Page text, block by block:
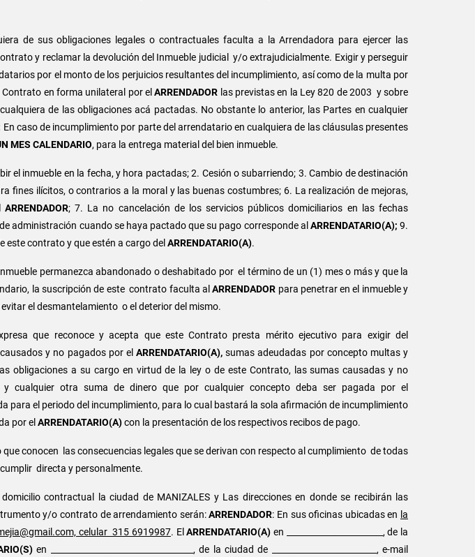
de sus obligaciones legales o contractuales faculta a la Arrendadora para ejercer las
y reclamar la devolución del Inmueble judicial y/o extrajudicialmente. Exigir y perseguir
por el monto de los perjuicios resultantes del incumplimiento, así como de la multa por
Contrato en forma unilateral por elARRENDADOR las previstas en la Ley 820 de 2003 y sobre
de las obligaciones acá pactadas. No obstante lo anterior, las Partes en cualquier
En caso de incumplimiento por parte del arrendatario en cualquiera de las cláusulas presentes
MES CALENDARIO, para la entrega material del bien inmueble.
el inmueble en la fecha, y hora pactadas; 2. Cesión o subarriendo; 3. Cambio de destinación
fines ilícitos, o contrarios a la moral y las buenas costumbres; 6. La realización de mejoras,
ARRENDADOR; 7. La no cancelación de los servicios públicos domiciliarios en las fechas
administración cuando se haya pactado que su pago corresponde al ARRENDATARIO(A); 9.
contrato y que estén a cargo del ARRENDATARIO(A).
permanezca abandonado o deshabitado por el término de un (1) mes o más y que la
la suscripción de este contrato faculta alARRENDADOR para penetrar en el inmueble y
el desmantelamiento o el deterior del mismo.
que reconoce y acepta que este Contrato presta mérito ejecutivo para exigir del
y no pagados por elARRENDATARIO(A),sumas adeudadas por concepto multas y
obligaciones a su cargo en virtud de la ley o de este Contrato, las sumas causadas y no
cualquier otra suma de dinero que por cualquier concepto deba ser pagada por el
para el periodo del incumplimiento, para lo cual bastará la sola afirmación de incumplimiento
por el ARRENDATARIO(A)con la presentación de los respectivos recibos de pago.
conocen las consecuencias legales que se derivan con respecto al cumplimiento de todas
directa y personalmente.
contractual la ciudad de MANIZALES y Las direcciones en donde se recibirán las
y/o contrato de arrendamiento serán:ARRENDADOR: En sus oficinas ubicadas en la
celular 315 6919987. ElARRENDATARIO(A) en _______________________, de la
en __________________________________, de la ciudad de _________________________, e-mail